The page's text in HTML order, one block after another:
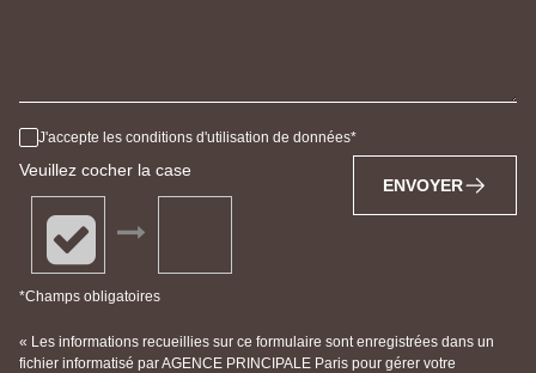
J'accepte les conditions d'utilisation de données
Veuillez cocher la case
*Champs obligatoires
ENVOYER
« Les informations recueillies sur ce formulaire sont enregistrées dans un
fichier informatisé par AGENCE PRINCIPALE Paris pour gérer votre